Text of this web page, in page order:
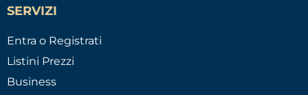
SERVIZI
Entra o Registrati
Listini Prezzi
Business